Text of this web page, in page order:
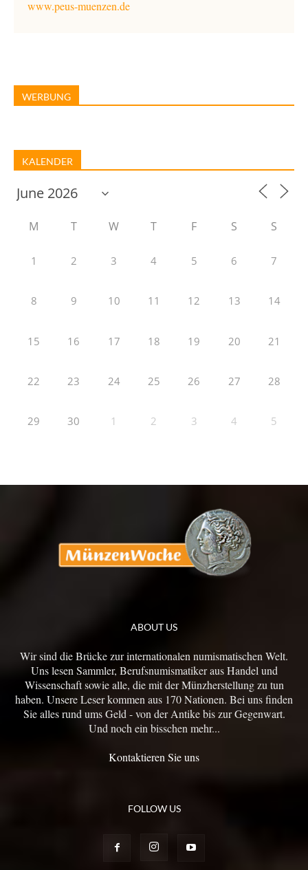
www.peus-muenzen.de
WERBUNG
KALENDER
M T W T F S S
1 2 3 4 5 6 7
8 9 10 11 12 13 14
15 16 17 18 19 20 21
22 23 24 25 26 27 28
29 30 1 2 3 4 5
ABOUT US
Wir sind die Brücke zur internationalen numismatischen Welt.
Uns lesen Sammler, Berufsnumismatiker aus Handel und
Wissenschaft sowie alle, die mit der Münzherstellung zu tun
haben. Unsere Leser kommen aus 170 Nationen. Bei uns finden
Sie alles rund ums Geld - von der Antike bis zur Gegenwart.
Und noch ein bisschen mehr...
Kontaktieren Sie uns
FOLLOW US